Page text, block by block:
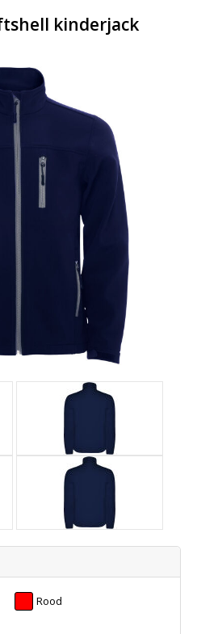
kinderjack
Rood